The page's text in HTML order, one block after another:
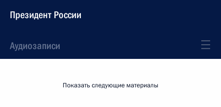
Президент России
Аудиозаписи
Показать следующие материалы